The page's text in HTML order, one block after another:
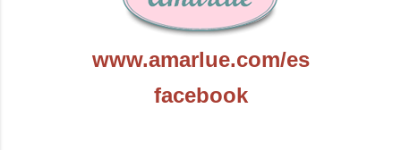
www.amarlue.com/es
facebook